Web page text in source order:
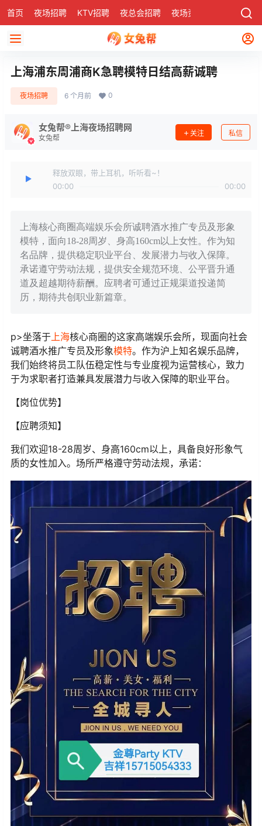
首页 夜场招聘 KTV招聘 夜总会招聘 夜场资讯 社区
上海浦东周浦商K急聘模特日结高薪诚聘
夜场招聘 6 个月前 0
女兔帮®上海夜场招聘网
女兔帮
关注 私信
释放双眼，带上耳机，听听看~！
00:00
00:00
上海核心商圈高端娱乐会所诚聘酒水推广专员及形象
模特，面向18-28周岁、身高160cm以上女性。作为知
名品牌，提供稳定职业平台、发展潜力与收入保障。
承诺遵守劳动法规，提供安全规范环境、公平晋升通
道及超越期待薪酬。应聘者可通过正规渠道投递简
历，期待共创职业新篇章。
p>坐落于上海核心商圈的这家高端娱乐会所，现面向社会
诚聘酒水推广专员及形象模特。作为沪上知名娱乐品牌，
我们始终将员工队伍稳定性与专业度视为运营核心，致力
于为求职者打造兼具发展潜力与收入保障的职业平台。
【岗位优势】
【应聘须知】
我们欢迎18-28周岁、身高160cm以上，具备良好形象气
质的女性加入。场所严格遵守劳动法规，承诺：